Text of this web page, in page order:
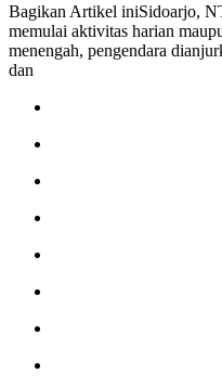
Bagikan Artikel iniSidoarjo,
memulai aktivitas harian
menengah, pengendara
dan